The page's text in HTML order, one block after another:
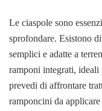
Le ciaspole sono
sprofondare. Esistono
semplici e adatte a
ramponi integrati,
prevedi di affrontare
ramponcini da